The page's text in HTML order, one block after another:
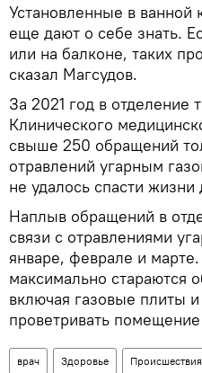
Установленные в ванной
еще дают о себе знать.
или на балконе, таких
сказал Магсудов.
За 2021 год в отделение
Клинического
свыше 250 обращений
отравлений угарным
не удалось спасти жизни
Наплыв обращений в
связи с отравлениями
январе, феврале и
максимально стараются
включая газовые плиты
проветривать помещение
врач Здоровье Происшествия